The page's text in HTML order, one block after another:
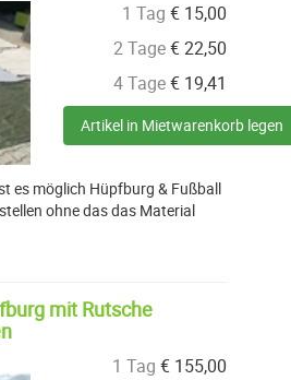
1 Tag € 15,00
2 Tage€22,50
4 Tage€ 19,41
Artikel in Mietwarenkorb legen
es möglich Hüpfburg & Fußball
ohne das das Material
mit Rutsche
1 Tag € 155,00